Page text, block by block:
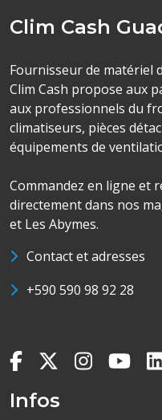
Clim Cash
Fournisseur de matériel
Clim Cash propose aux
aux professionnels du
climatiseurs, pièces
équipements de
Commandez en ligne et
directement dans nos
et Les Abymes.
Contact et adresses
+590 590 98 92 28
Infos